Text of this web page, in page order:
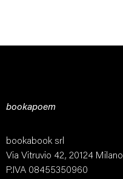
bookapoem
bookabook srl
Via Vitruvio 42, 20124 Milano
P.IVA 08455350960